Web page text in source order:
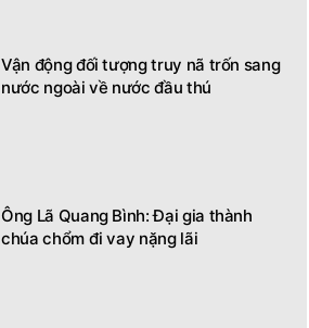
Vận động đối tượng truy nã trốn sang
nước ngoài về nước đầu thú
Ông Lã Quang Bình: Đại gia thành
chúa chổm đi vay nặng lãi